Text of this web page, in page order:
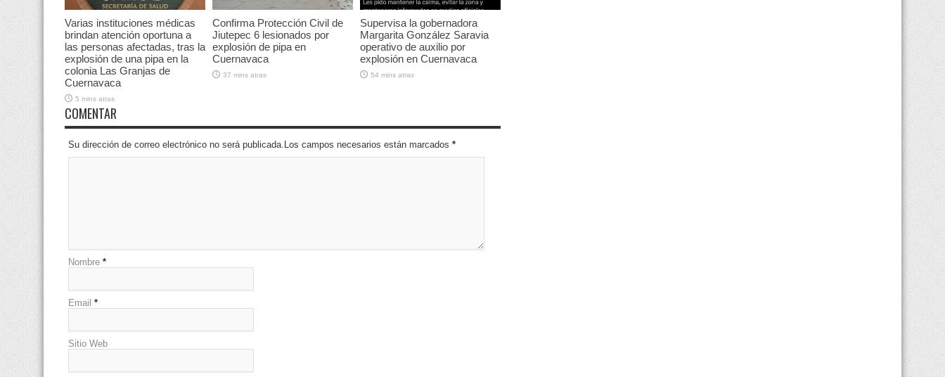
Varias instituciones médicas
brindan atención oportuna a
las personas afectadas, tras la
explosión de una pipa en la
colonia Las Granjas de
Cuernavaca
5 mins atras
Confirma Protección Civil de
Jiutepec 6 lesionados por
explosión de pipa en
Cuernavaca
37 mins atras
Supervisa la gobernadora
Margarita González Saravia
operativo de auxilio por
explosión en Cuernavaca
54 mins atras
COMENTAR
Su dirección de correo electrónico no será publicada.Los campos necesarios están marcados *
Nombre *
Email *
Sitio Web